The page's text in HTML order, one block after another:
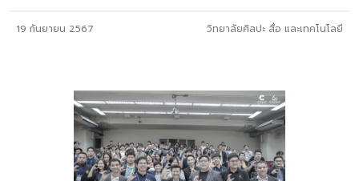
19 กันยายน 2567 วิทยาลัยศิลปะ สื่อ และเทคโนโลยี